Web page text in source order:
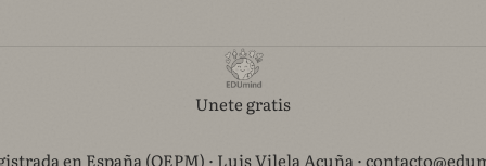
Unete gratis
en España (OEPM) · Luis Vilela Acuña ·